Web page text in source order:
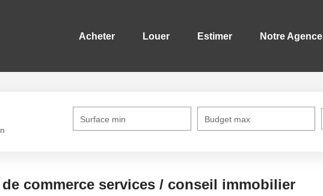
Acheter Louer Estimer Notre Agence
Surface min Budget max
commerce services / conseil immobilier